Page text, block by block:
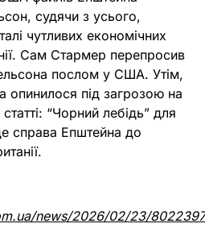
судячи з усього,
чутливих економічних
Сам Стармер перепросив
послом у США. Утім,
опинилося під загрозою на
“Чорний лебідь” для
справа Епштейна до
news/2026/02/23/